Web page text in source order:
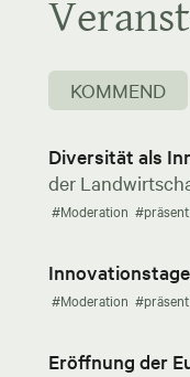
KOMMEND
Diversität als
der
#Moderation #präsent
#Moderation #präsent
Eröffnung der